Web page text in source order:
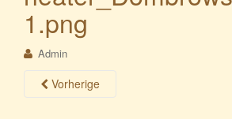
1.png
Admin
Vorherige